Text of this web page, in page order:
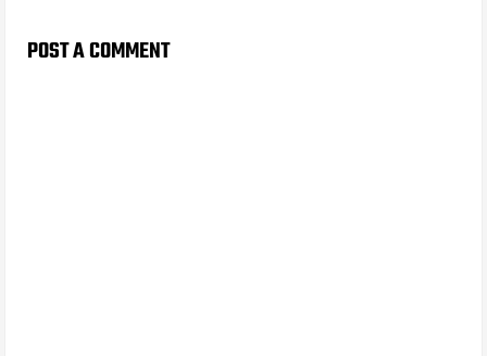
POST A COMMENT